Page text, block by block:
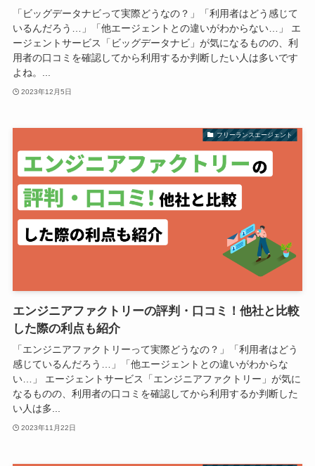
「ビッグデータナビって実際どうなの？」「利用者はどう感じて
いるんだろう…」「他エージェントとの違いがわからない…」 エ
ージェントサービス「ビッグデータナビ」が気になるものの、利
用者の口コミを確認してから利用するか判断したい人は多いです
よね。...
2023年12月5日
フリーランスエージェント
エンジニアファクトリーの評判・口コミ！他社と比較
した際の利点も紹介
「エンジニアファクトリーって実際どうなの？」「利用者はどう
感じているんだろう…」「他エージェントとの違いがわからな
い…」 エージェントサービス「エンジニアファクトリー」が気に
なるものの、利用者の口コミを確認してから利用するか判断した
い人は多...
2023年11月22日